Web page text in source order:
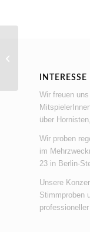
Wir freuen
über
Wir proben
im
23 in Berlin-
Unsere
Stimmproben